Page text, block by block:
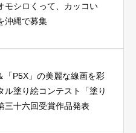
モシロくって、カッコい
沖縄で募集
「P5X」の美麗な線画を彩
ル塗り絵コンテスト「塗り
三十六回受賞作品発表